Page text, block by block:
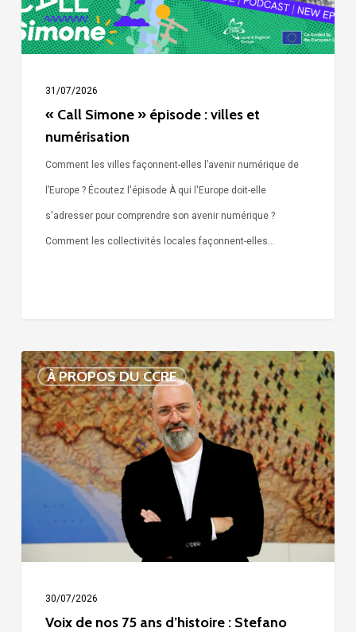
numérisation
31/07/2026
« Call Simone » épisode : villes et
numérisation
Comment les villes façonnent-elles l’avenir numérique de
l’Europe ? Écoutez l'épisode À qui l'Europe doit-elle
s'adresser pour comprendre son avenir numérique ?
Comment les collectivités locales façonnent-elles…
À PROPOS DU CCRE
Voix
de
nos
75
ans
d’histoire
Stefano
Bonaccini
30/07/2026
Voix de nos 75 ans d’histoire : Stefano